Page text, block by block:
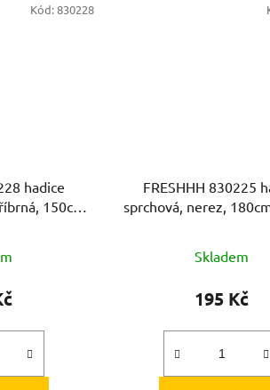
hadice
150cm,
Kód:830228
FRESHHH 830225
sprchová, nerez,
Skladem
195 Kč